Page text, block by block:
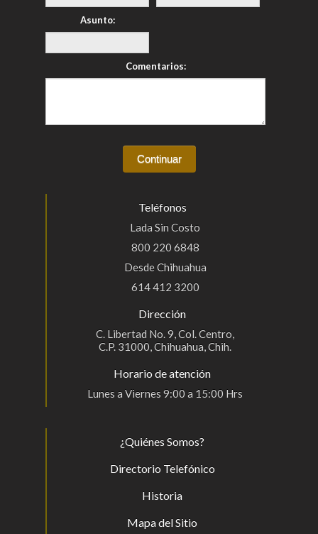
Asunto:
Comentarios:
Teléfonos
Lada Sin Costo
800 220 6848
Desde Chihuahua
614 412 3200
Dirección
C. Libertad No. 9, Col. Centro,
C.P. 31000, Chihuahua, Chih.
Horario de atención
Lunes a Viernes 9:00 a 15:00 Hrs
¿Quiénes Somos?
Directorio Telefónico
Historia
Mapa del Sitio